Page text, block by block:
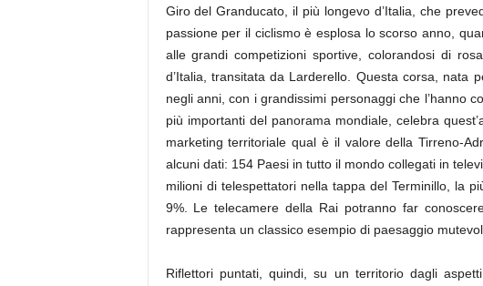
Giro del Granducato, il più longevo d’Italia, che
passione per il ciclismo è esplosa lo scorso anno,
alle grandi competizioni sportive, colorandosi di
d’Italia, transitata da Larderello. Questa corsa, nata
negli anni, con i grandissimi personaggi che l’hanno
più importanti del panorama mondiale, celebra
marketing territoriale qual è il valore della Tirreno-
alcuni dati: 154 Paesi in tutto il mondo collegati in
milioni di telespettatori nella tappa del Terminillo, la
9%. Le telecamere della Rai potranno far
rappresenta un classico esempio di paesaggio
Riflettori puntati, quindi, su un territorio dagli